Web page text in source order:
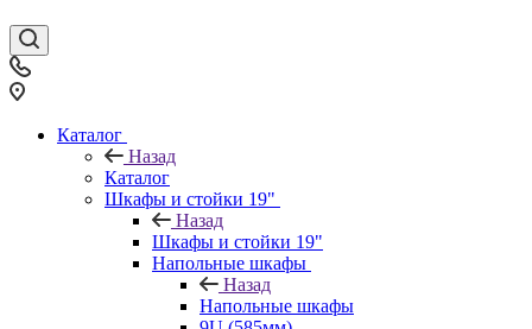
Каталог
Назад
Каталог
Шкафы и стойки 19"
Назад
Шкафы и стойки 19"
Напольные шкафы
Назад
Напольные шкафы